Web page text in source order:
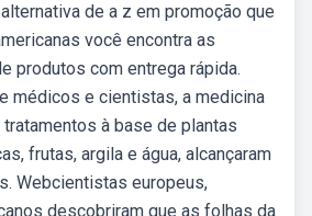
de a z em promoção que
você encontra as
produtos com entrega rápida.
médicos e cientistas, a medicina
tratamentos à base de plantas
frutas, argila e água, alcançaram
Webcientistas europeus,
descobriram que as folhas da